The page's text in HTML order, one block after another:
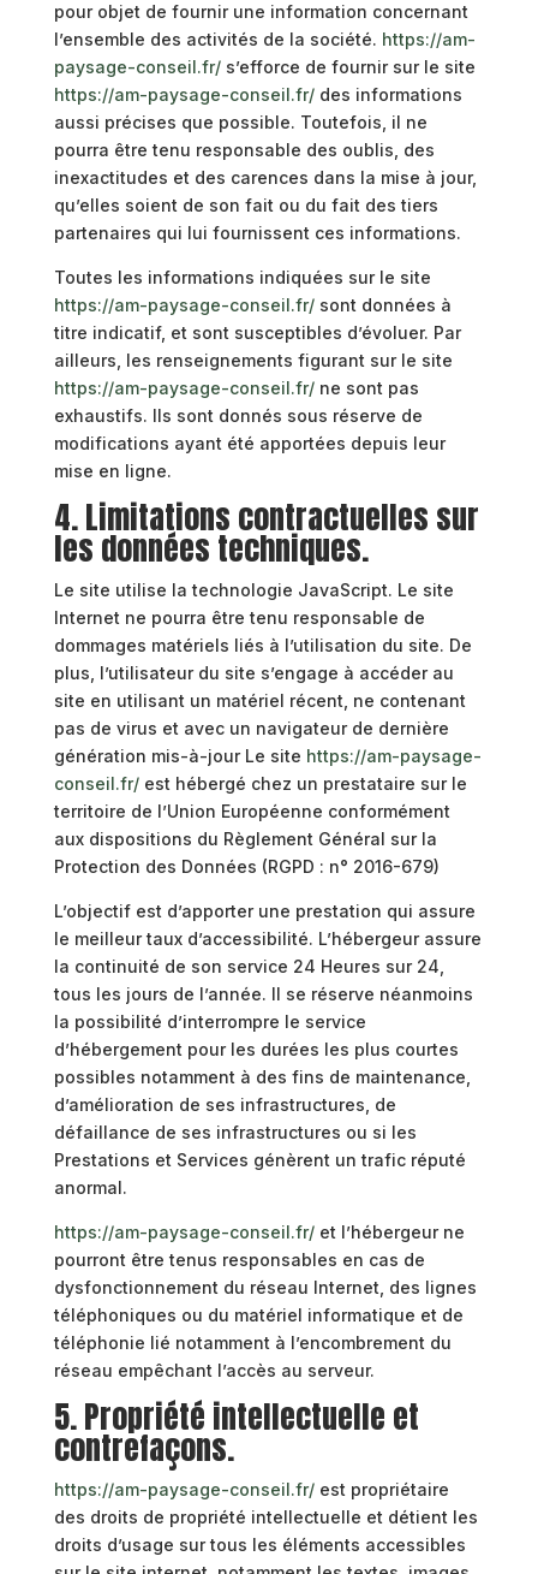
pour objet de fournir une information concernant
l’ensemble des activités de la société. https://am-
paysage-conseil.fr/s’efforce de fournir sur le site
https://am-paysage-conseil.fr/des informations
aussi précises que possible. Toutefois, il ne
pourra être tenu responsable des oublis, des
inexactitudes et des carences dans la mise à jour,
qu’elles soient de son fait ou du fait des tiers
partenaires qui lui fournissent ces informations.
Toutes les informations indiquées sur le site
https://am-paysage-conseil.fr/sont données à
titre indicatif, et sont susceptibles d’évoluer. Par
ailleurs, les renseignements figurant sur le site
https://am-paysage-conseil.fr/ne sont pas
exhaustifs. Ils sont donnés sous réserve de
modifications ayant été apportées depuis leur
mise en ligne.
4. Limitations contractuelles sur
les données techniques.
Le site utilise la technologie JavaScript. Le site
Internet ne pourra être tenu responsable de
dommages matériels liés à l’utilisation du site. De
plus, l’utilisateur du site s’engage à accéder au
site en utilisant un matériel récent, ne contenant
pas de virus et avec un navigateur de dernière
génération mis-à-jour Le site https://am-paysage-
conseil.fr/est hébergé chez un prestataire sur le
territoire de l’Union Européenne conformément
aux dispositions du Règlement Général sur la
Protection des Données (RGPD : n° 2016-679)
L’objectif est d’apporter une prestation qui assure
le meilleur taux d’accessibilité. L’hébergeur assure
la continuité de son service 24 Heures sur 24,
tous les jours de l’année. Il se réserve néanmoins
la possibilité d’interrompre le service
d’hébergement pour les durées les plus courtes
possibles notamment à des fins de maintenance,
d’amélioration de ses infrastructures, de
défaillance de ses infrastructures ou si les
Prestations et Services génèrent un trafic réputé
anormal.
https://am-paysage-conseil.fr/et l’hébergeur ne
pourront être tenus responsables en cas de
dysfonctionnement du réseau Internet, des lignes
téléphoniques ou du matériel informatique et de
téléphonie lié notamment à l’encombrement du
réseau empêchant l’accès au serveur.
5. Propriété intellectuelle et
contrefaçons.
https://am-paysage-conseil.fr/est propriétaire
des droits de propriété intellectuelle et détient les
droits d’usage sur tous les éléments accessibles